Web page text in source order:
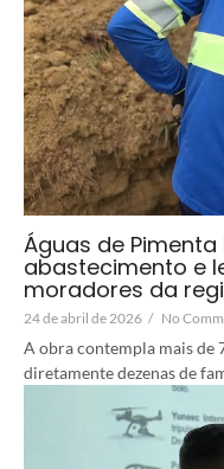
Águas de
abastecimento e
moradores da
24 de abril de 2026 / No
A obra contempla mais de
diretamente dezenas de